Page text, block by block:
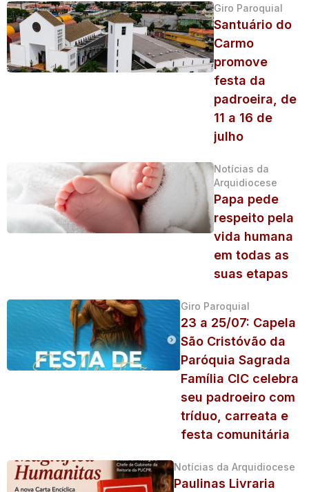
Giro Paroquial
Santuário do
Carmo
promove
festa da
padroeira, de
11 a 16 de
julho
Notícias da
Arquidiocese
Papa pede
respeito pela
vida humana
em todas as
suas etapas
Giro Paroquial
23 a 25/07: Capela
São Cristóvão da
Paróquia Sagrada
Família CIC celebra
seu padroeiro com
tríduo, carreata e
festa comunitária
Notícias da Arquidiocese
Paulinas Livraria